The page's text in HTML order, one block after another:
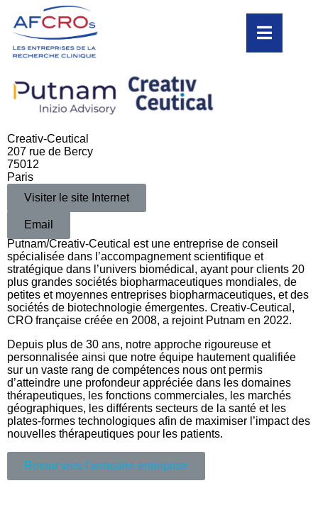
Creativ-Ceutical
207 rue de Bercy
75012
Paris
Visiter le site Internet
Email
Putnam/Creativ-Ceutical est une entreprise de conseil
spécialisée dans l’accompagnement scientifique et
stratégique dans l’univers biomédical, ayant pour clients 20
plus grandes sociétés biopharmaceutiques mondiales, de
petites et moyennes entreprises biopharmaceutiques, et des
sociétés de biotechnologie émergentes. Creativ-Ceutical,
CRO française créée en 2008, a rejoint Putnam en 2022.
Depuis plus de 30 ans, notre approche rigoureuse et
personnalisée ainsi que notre équipe hautement qualifiée
sur un vaste rang de compétences nous ont permis
d’atteindre une profondeur appréciée dans les domaines
thérapeutiques, les fonctions commerciales, les marchés
géographiques, les différents secteurs de la santé et les
plates-formes technologiques afin de maximiser l’impact des
nouvelles thérapeutiques pour les patients.
Retour vers l'annuaire entreprise